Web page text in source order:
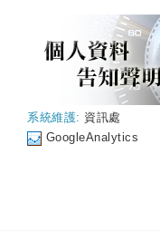
系統維護: 資訊處
GoogleAnalytics